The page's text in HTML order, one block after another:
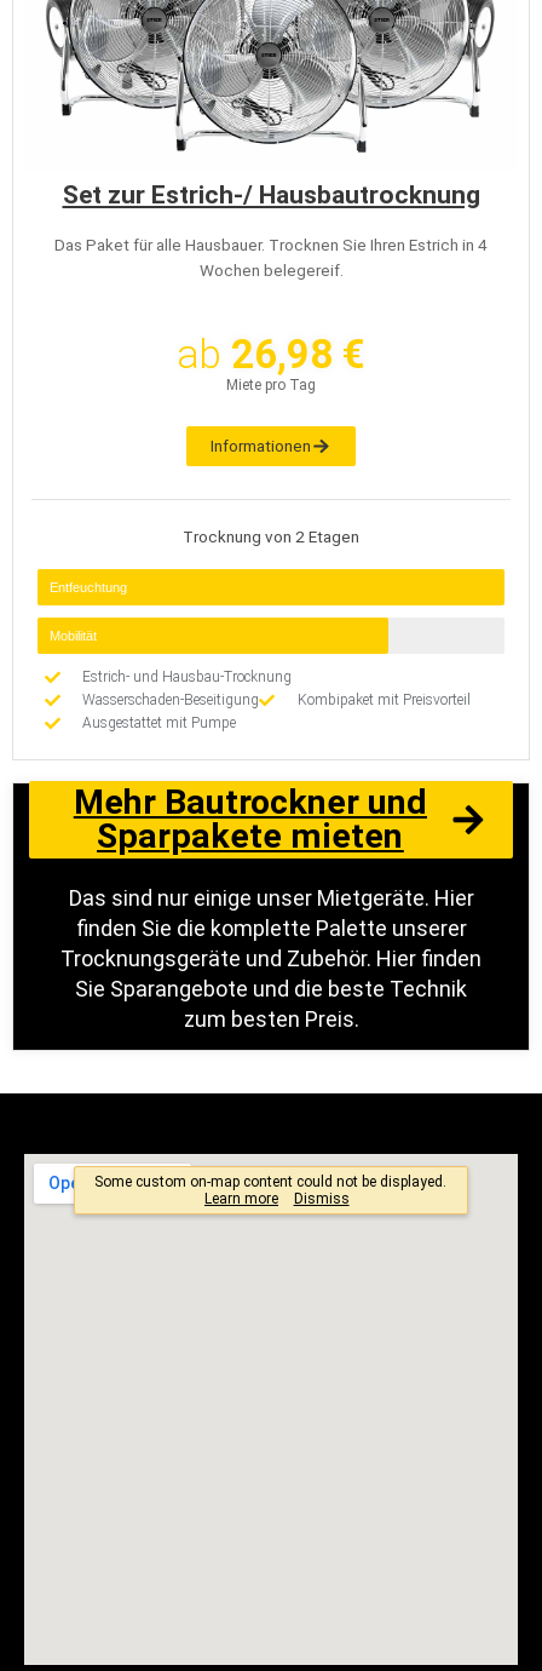
Set zur Estrich-/ Hausbautrocknung
Das Paket für alle Hausbauer. Trocknen Sie Ihren Estrich in 4
Wochen belegereif.
ab 26,98 €
Miete pro Tag
Informationen
Trocknung von 2 Etagen
Entfeuchtung
Mobilität
Estrich- und Hausbau-Trocknung
Wasserschaden-Beseitigung
Kombipaket mit Preisvorteil
Ausgestattet mit Pumpe
Mehr Bautrockner und
Sparpakete mieten
Das sind nur einige unser Mietgeräte. Hier
finden Sie die komplette Palette unserer
Trocknungsgeräte und Zubehör. Hier finden
Sie Sparangebote und die beste Technik
zum besten Preis.